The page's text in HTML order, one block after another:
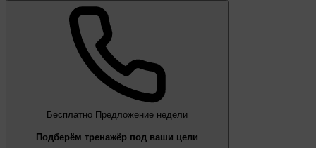
Бесплатно Предложение недели
Подберём тренажёр под ваши цели